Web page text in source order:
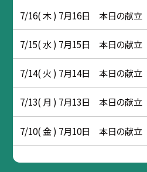
7/16( 木 ) 7月16日 本日の献立
7/15( 水 ) 7月15日 本日の献立
7/14( 火 ) 7月14日 本日の献立
7/13( 月 ) 7月13日 本日の献立
7/10( 金 ) 7月10日 本日の献立